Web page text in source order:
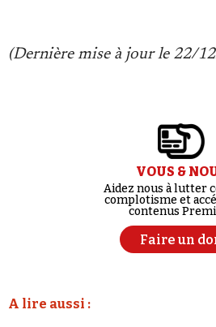
(Dernière mise à jour le 22/
VOUS &
Aidez nous à lutter
complotisme et
contenus
Faire un
A lire aussi :